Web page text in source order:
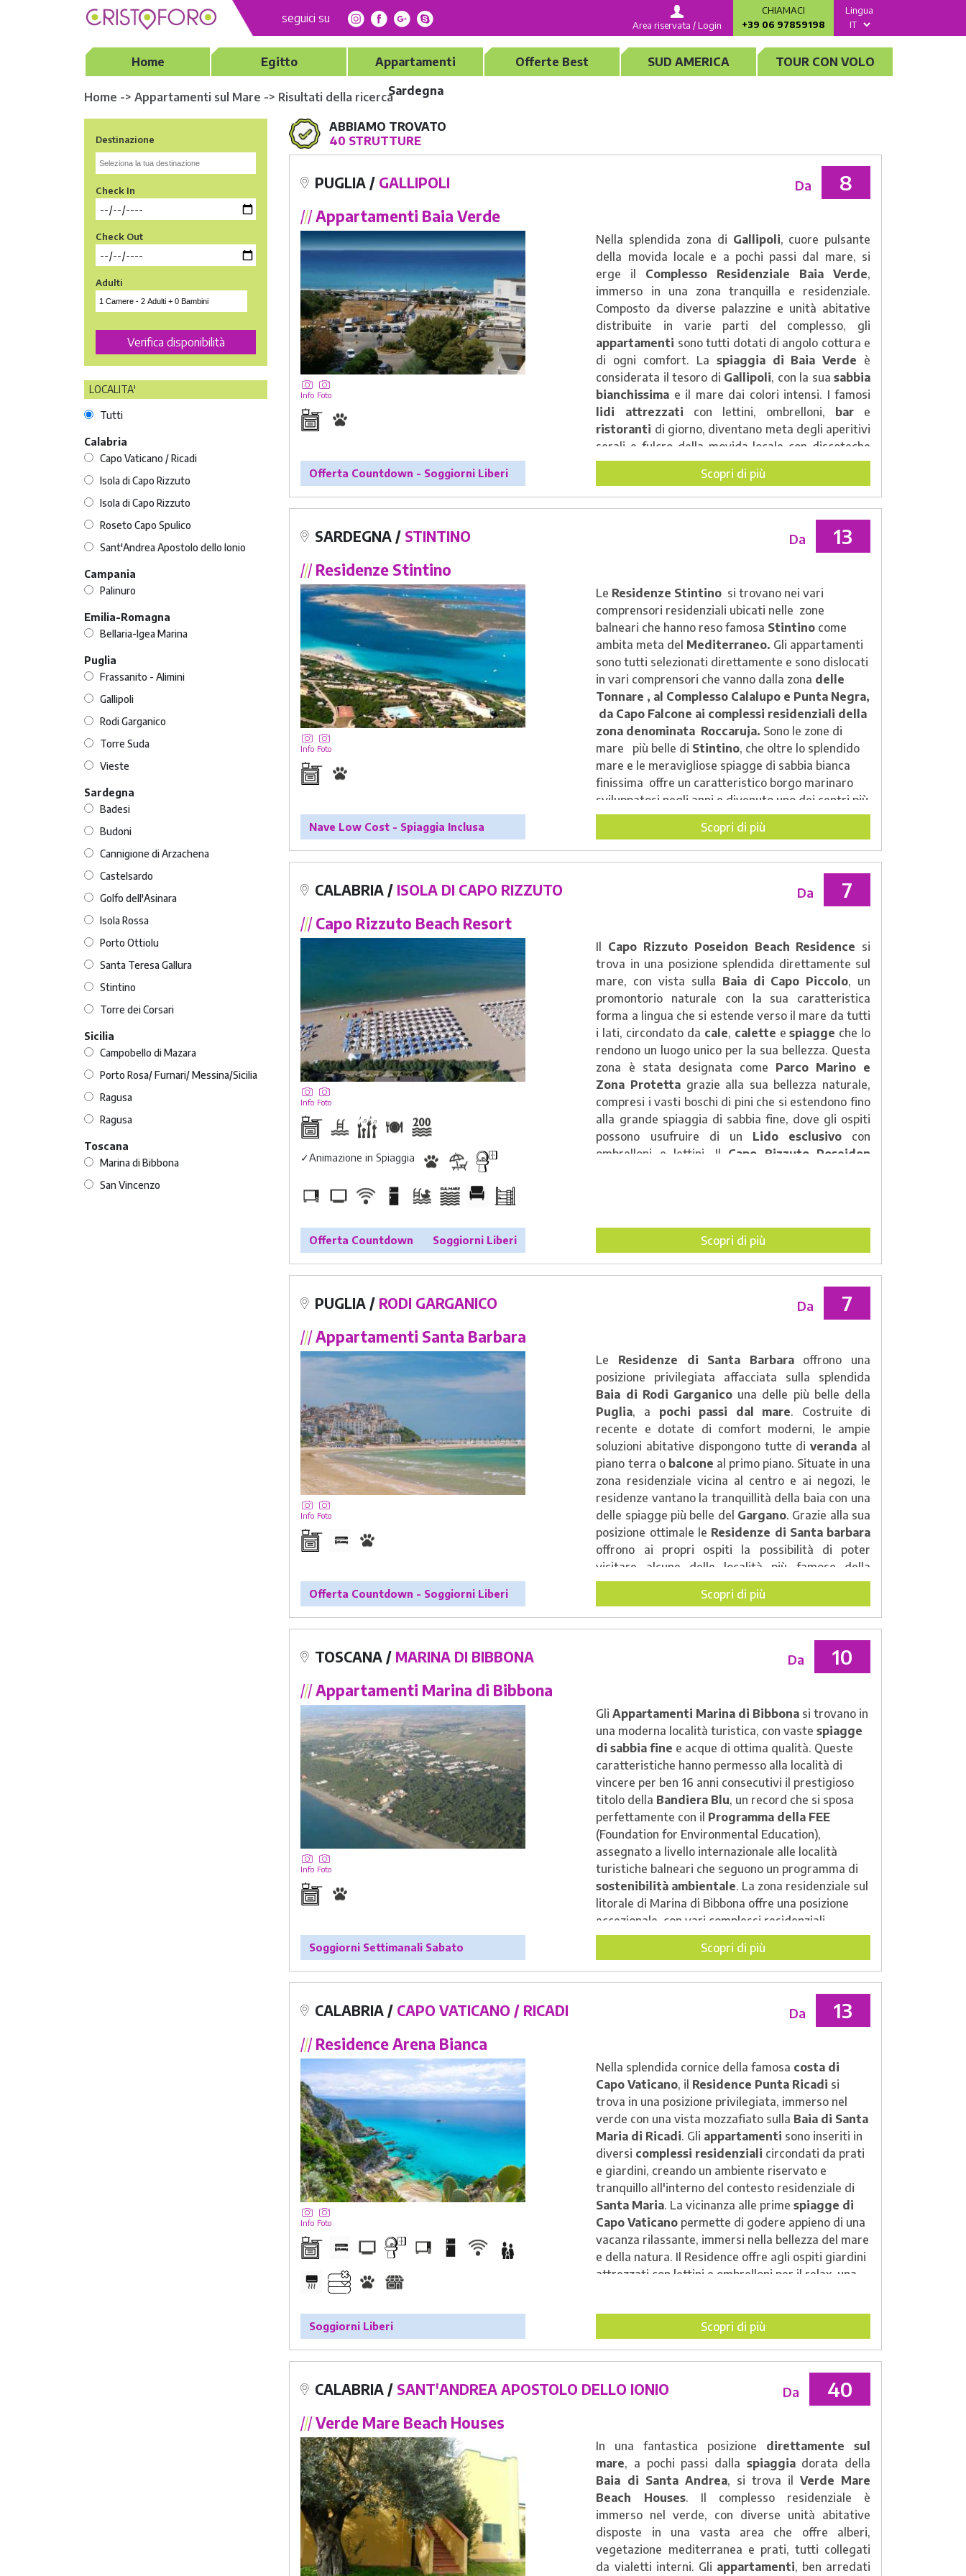
seguici su Area riservata / Login
CHIAMACI
+39 06 97859198
Lingua
Home Egitto
Appartamenti
Sardegna
Offerte Best SUD AMERICA TOUR CON VOLO
Home -> Appartamenti sul Mare -> Risultati della ricerca
Destinazione
Check In
Check Out
Adulti
LOCALITA'
Tutti
Calabria
Capo Vaticano / Ricadi
Isola di Capo Rizzuto
Isola di Capo Rizzuto
Roseto Capo Spulico
Sant'Andrea Apostolo dello Ionio
Campania
Palinuro
Emilia-Romagna
Bellaria-Igea Marina
Puglia
Frassanito - Alimini
Gallipoli
Rodi Garganico
Torre Suda
Vieste
Sardegna
Badesi
Budoni
Cannigione di Arzachena
Castelsardo
Golfo dell'Asinara
Isola Rossa
Porto Ottiolu
Santa Teresa Gallura
Stintino
Torre dei Corsari
Sicilia
Campobello di Mazara
Porto Rosa/ Furnari/ Messina/Sicilia
Ragusa
Ragusa
Toscana
Marina di Bibbona
San Vincenzo
ABBIAMO TROVATO
40 STRUTTURE
PUGLIA / GALLIPOLI Da 8
///Appartamenti Baia Verde
Info Foto
Nella splendida zona di Gallipoli, cuore pulsante
della movida locale e a pochi passi dal mare, si
erge il Complesso Residenziale Baia Verde,
immerso in una zona tranquilla e residenziale.
Composto da diverse palazzine e unità abitative
distribuite in varie parti del complesso, gli
appartamenti sono tutti dotati di angolo cottura e
di ogni comfort. La spiaggia di Baia Verde è
considerata il tesoro di Gallipoli, con la suasabbia
bianchissima e il mare dai colori intensi. I famosi
lidi attrezzati con lettini, ombrelloni, bar e
ristoranti di giorno, diventano meta degli aperitivi
serali e fulcro della movida locale con discoteche
fino a tarda notte. All'interno del complesso si
trovano vari servizi e strutture, come un
ristoranti,pizzerie,bar,tabacchieedicole.
Offerta Countdown - Soggiorni Liberi Scopri di più
SARDEGNA / STINTINO Da 13
///Residenze Stintino
Info Foto
Le Residenze Stintino si trovano nei vari
comprensori residenziali ubicati nelle zone
balneari che hanno reso famosa Stintino come
ambita meta del Mediterraneo. Gli appartamenti
sono tutti selezionati direttamente e sono dislocati
in vari comprensori che vanno dalla zona delle
Tonnare , al Complesso Calalupo e Punta Negra,
da Capo Falcone ai complessi residenziali della
zona denominata Roccaruja. Sono le zone di
mare
più belle di Stintino, che oltre lo splendido
mare e le meravigliose spiagge di sabbia bianca
finissima offre un caratteristico borgo marinaro
sviluppatosi negli anni e divenuto uno dei centri più
cool e fashion dell' Isola.
Nave Low Cost - Spiaggia Inclusa Scopri di più
CALABRIA / ISOLA DI CAPO RIZZUTO Da 7
///Capo Rizzuto Beach Resort
Info Foto
✓Animazione in Spiaggia
Il Capo Rizzuto Poseidon Beach Residence si
trova in una posizione splendida direttamente sul
mare, con vista sulla Baia di Capo Piccolo, un
promontorio naturale con la sua caratteristica
forma a lingua che si estende verso il mare da tutti
i lati, circondato da cale, calette espiagge che lo
rendono un luogo unico per la sua bellezza. Questa
zona è stata designata come Parco Marino e
Zona Protetta grazie alla sua bellezza naturale,
compresi i vasti boschi di pini che si estendono fino
alla grande spiaggia di sabbia fine, dove gli ospiti
possono usufruire di un Lido esclusivocon
ombrelloni e lettini. Il Capo Rizzuto Poseidon
appartamenti e zone dedicate all'intrattenimento e
allo sport, tra cui un bellissimo anfiteatro con
discoteca e terrazza sul mare. Inoltre, ci sono
spiaggia attrezzata
Offerta Countdown Soggiorni Liberi Scopri di più
PUGLIA / RODI GARGANICO Da 7
///Appartamenti Santa Barbara
Info Foto
Le Residenze di Santa Barbaraoffrono una
posizione privilegiata affacciata sulla splendida
Baia di Rodi Garganico una delle più belle della
Puglia, a pochi passi dal mare. Costruite di
recente e dotate di comfort moderni, le ampie
soluzioni abitative dispongono tutte diveranda al
piano terra o balcone al primo piano. Situate in una
zona residenziale vicina al centro e ai negozi, le
residenze vantano la tranquillità della baia con una
delle spiagge più belle del Gargano. Grazie alla sua
posizione ottimale le Residenze di Santa barbara
offrono ai propri ospiti la possibilità di poter
visitare alcune delle località più famose della
regione comeVieste,Peschici,Monte
UNESCO) e tanto altro.
Offerta Countdown - Soggiorni Liberi Scopri di più
TOSCANA / MARINA DI BIBBONA Da 10
///Appartamenti Marina di Bibbona
Info Foto
GliAppartamenti Marina di Bibbona si trovano in
una moderna località turistica, con vastespiagge
di sabbia fine e acque di ottima qualità. Queste
caratteristiche hanno permesso alla località di
vincere per ben 16 anni consecutivi il prestigioso
titolo della Bandiera Blu, un record che si sposa
perfettamente con il Programma della FEE
(Foundation for Environmental Education),
assegnato a livello internazionale alle località
turistiche balneari che seguono un programma di
sostenibilità ambientale. La zona residenziale sul
litorale di Marina di Bibbona offre una posizione
eccezionale, con vari complessi residenziali
immersi in ettari di verde e circondati da una
pineta che arriva fino alla spiaggia. L'intero
complesso residenziale è caratterizzato dalla
il mare facilmente a piedi o in bicicletta
, oltre al
comfort delle unità residenziali ben arredate in
residenziale è presente uncentro commerciale e
sportivoconsupermercato ,ristorante ,
tabaccheria,campi da tennis e piscina. Inoltre,
nel centro si trovaBibbolandia , unparco giochi
con minigolf, gonfiabili, tappeti elastici, auto
elettriche e una vasca con autoscontri acquatici.
Soggiorni Settimanali Sabato Scopri di più
CALABRIA / CAPO VATICANO / RICADI Da 13
///Residence Arena Bianca
Info Foto
Nella splendida cornice della famosa costa di
Capo Vaticano, il Residence Punta Ricadi si
trova in una posizione privilegiata, immerso nel
verde con una vista mozzafiato sulla Baia di Santa
Maria di Ricadi. Gli appartamenti sono inseriti in
diversi complessi residenziali circondati da prati
e giardini, creando un ambiente riservato e
tranquillo all'interno del contesto residenziale di
Santa Maria. La vicinanza alle primespiagge di
Capo Vaticano permette di godere appieno di una
vacanza rilassante, immersi nella bellezza del mare
e della natura. Il Residence offre agli ospiti giardini
attrezzati con lettini e ombrelloni per il relax, una
wi-fi gratuita. Per completare il soggiorno, c'è un
Lido convenzionatocon ristorante e bar
direttamentesulla spiaggia, per godersi appieno il
Soggiorni Liberi Scopri di più
CALABRIA / SANT'ANDREA APOSTOLO DELLO IONIO Da 40
///Verde Mare Beach Houses
In una fantastica posizione direttamente sul
mare, a pochi passi dalla spiaggiadorata della
Baia di Santa Andrea, si trova il Verde Mare
Beach Houses. Il complesso residenziale è
immerso nel verde, con diverse unità abitative
disposte in una vasta area che offre alberi,
vegetazione mediterranea e prati, tutti collegati
da vialetti interni. Gli appartamenti, ben arredati